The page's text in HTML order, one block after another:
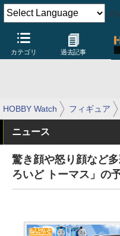
カテゴリ 過去記事
HOBBY Watch フィギュア
ニュース
驚き顔や怒り顔など
ろいど トーマス」の